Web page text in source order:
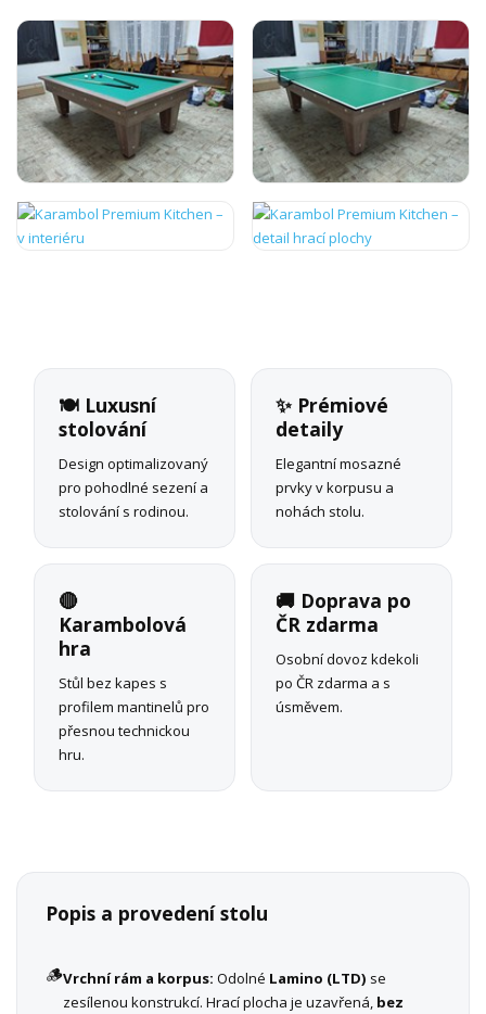
🍽️ Luxusní
stolování
Design optimalizovaný
pro pohodlné sezení a
stolování s rodinou.
✨ Prémiové
detaily
Elegantní mosazné
prvky v korpusu a
nohách stolu.
🔴
Karambolová
hra
Stůl bez kapes s
profilem mantinelů pro
přesnou technickou
hru.
🚚 Doprava po
ČR zdarma
Osobní dovoz kdekoli
po ČR zdarma a s
úsměvem.
Popis a provedení stolu
🪵Vrchní rám a korpus: Odolné Lamino (LTD) se
zesílenou konstrukcí. Hrací plocha je uzavřená, bez